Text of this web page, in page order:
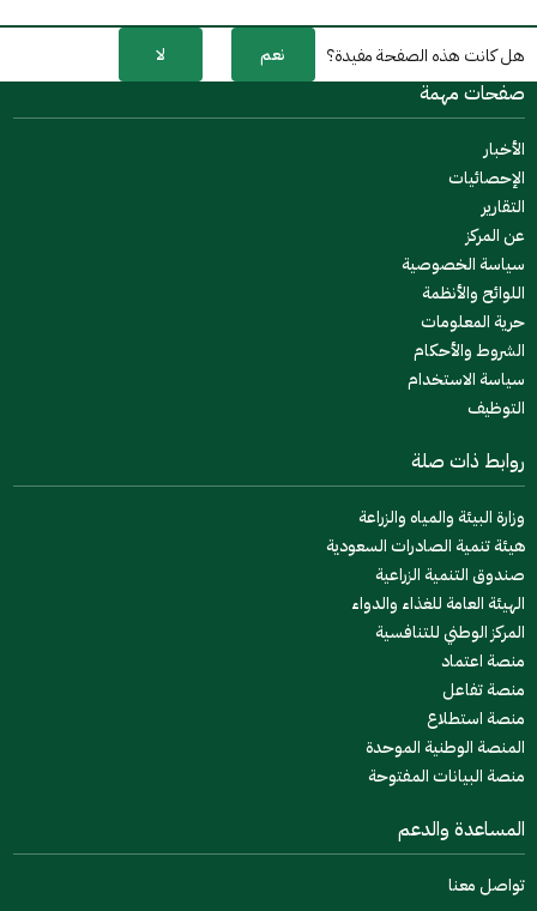
هل كانت هذه الصفحة مفيدة؟ نعم لا
صفحات مهمة
الأخبار
الإحصائيات
التقارير
عن المركز
سياسة الخصوصية
اللوائح والأنظمة
حرية المعلومات
الشروط والأحكام
سياسة الاستخدام
التوظيف
روابط ذات صلة
وزارة البيئة والمياه والزراعة
هيئة تنمية الصادرات السعودية
صندوق التنمية الزراعية
الهيئة العامة للغذاء والدواء
المركز الوطني للتنافسية
منصة اعتماد
منصة تفاعل
منصة استطلاع
المنصة الوطنية الموحدة
منصة البيانات المفتوحة
المساعدة والدعم
تواصل معنا